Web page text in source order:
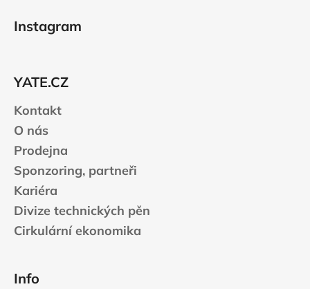
Instagram
YATE.CZ
Kontakt
O nás
Prodejna
Sponzoring, partneři
Kariéra
Divize technických pěn
Cirkulární ekonomika
Info